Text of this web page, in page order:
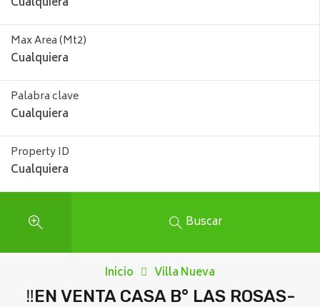
Max Area(Mt2)
Palabra clave
Property ID
Buscar
Inicio Villa Nueva
‼️EN VENTA CASA B° LAS ROSAS-